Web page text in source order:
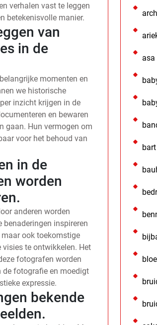
verhalen vast te leggen
betekenisvolle manier.
van
in de
momenten en
we historische
inzicht krijgen in de
en bewaren
gaan. Hun vermogen om
voor het behoud van
in de
worden
anderen worden
inspireren
ook toekomstige
te ontwikkelen. Het
fotografen worden
de fotografie en moedigt
expressie.
bekende